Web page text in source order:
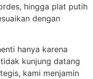
hingga plat putih
dengan
hanya karena
kunjung datang
kami menjamin